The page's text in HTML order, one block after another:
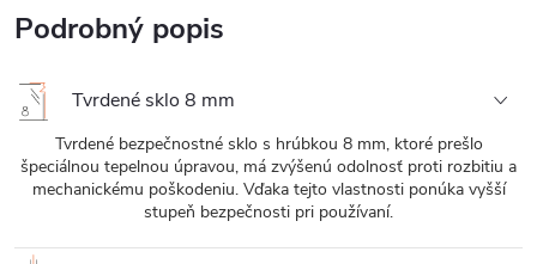
Podrobný popis
Tvrdené sklo 8 mm
Tvrdené bezpečnostné sklo s hrúbkou 8 mm, ktoré prešlo
špeciálnou tepelnou úpravou, má zvýšenú odolnosť proti rozbitiu a
mechanickému poškodeniu. Vďaka tejto vlastnosti ponúka vyšší
stupeň bezpečnosti pri používaní.